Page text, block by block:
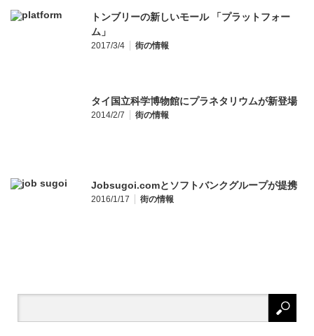
トンブリーの新しいモール 「プラットフォー
ム」
2017/3/4 街の情報
タイ国立科学博物館にプラネタリウムが新登場
2014/2/7 街の情報
Jobsugoi.comとソフトバンクグループが提携
2016/1/17 街の情報